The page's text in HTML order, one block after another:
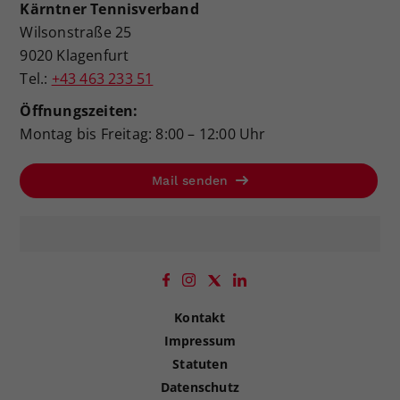
Kärntner Tennisverband
Wilsonstraße 25
9020 Klagenfurt
Tel.: +43 463 233 51
Öffnungszeiten:
Montag bis Freitag: 8:00 – 12:00 Uhr
Mail senden
Kontakt
Impressum
Statuten
Datenschutz